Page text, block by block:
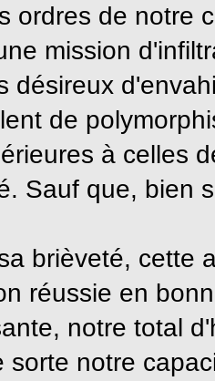
ordres de notre
mission
désireux
de
à celles
Sauf que, bien
brièveté, cette
réussie en
notre total
sorte notre